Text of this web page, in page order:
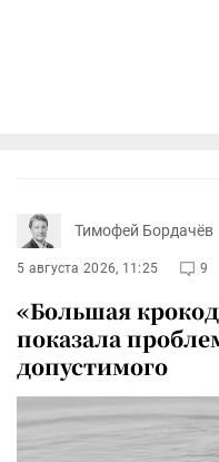
Тимофей Бордачёв
5 августа 2026, 11:25 9
«Большая
показала
допустимого